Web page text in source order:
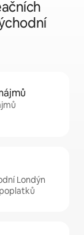
Londýn